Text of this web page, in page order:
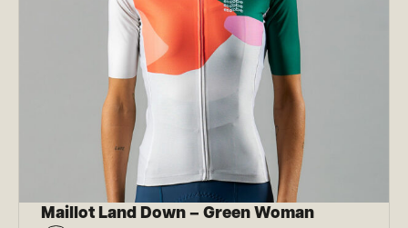
Maillot Land Down – Green Woman